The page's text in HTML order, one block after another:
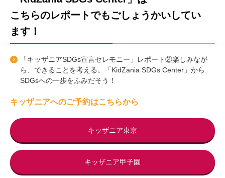
こちらのレポートでもごしょうかいしてい
ます！
「キッザニアSDGs宣言セレモニー」レポート②楽しみなが
ら、できることを考える。「KidZania SDGs Center」から
SDGsへの一歩をふみだそう！
キッザニアへのご予約はこちらから
キッザニア東京
キッザニア甲子園